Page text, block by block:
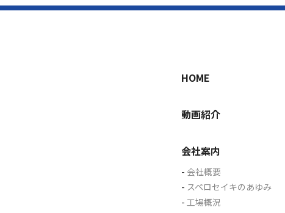
HOME
動画紹介
会社案内
会社概要
スペロセイキのあゆみ
工場概況